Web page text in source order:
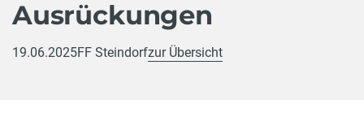
Ausrückungen
19.06.2025FF Steindorfzur Übersicht